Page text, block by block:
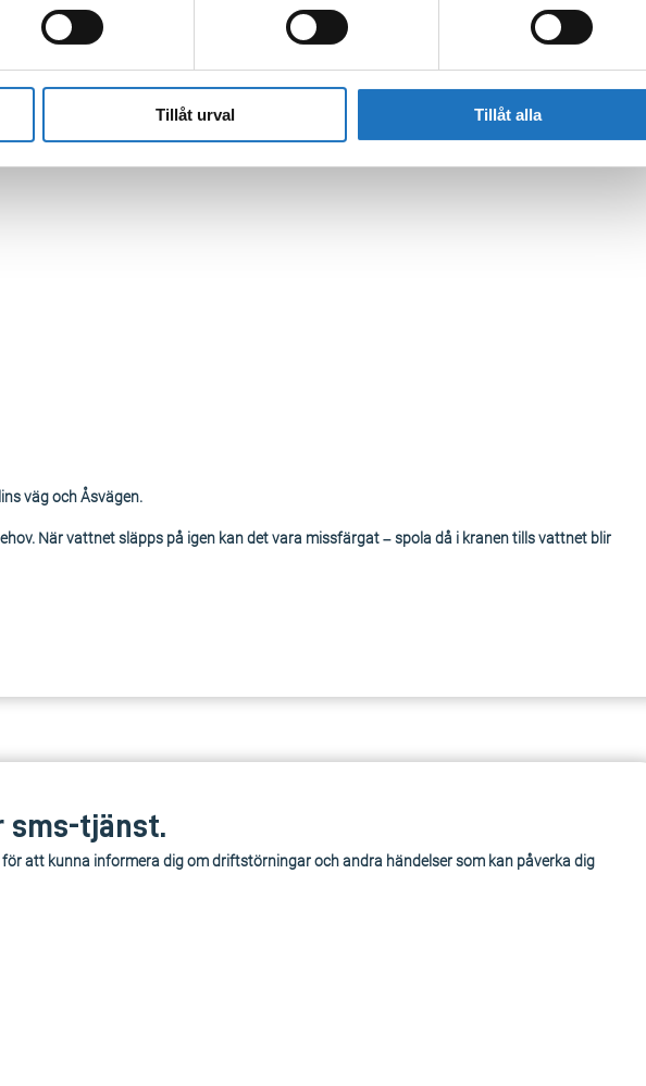
Tillåt urval Tillåt alla
väg och Åsvägen.
När vattnet släpps på igen kan det vara missfärgat – spola då i kranen tills vattnet blir
sms-tjänst.
att kunna informera dig om driftstörningar och andra händelser som kan påverka dig